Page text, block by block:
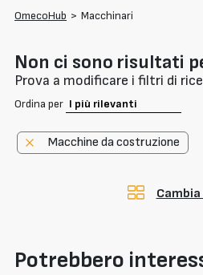
OmecoHub > Macchinari
Non ci sono risultati
Prova a modificare i filtri di
Ordina per
Macchine da costruzione
Potrebbero